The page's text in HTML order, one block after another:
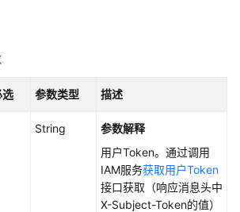
选 参数类型 描述
String
参数解释
用户Token。通过调用
IAM服务获取用户Token
接口获取（响应消息头中
X-Subject-Token的值）